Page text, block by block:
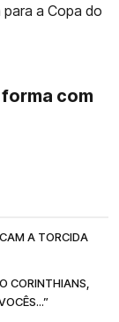
para a Copa do
com
A TORCIDA
CORINTHIANS,